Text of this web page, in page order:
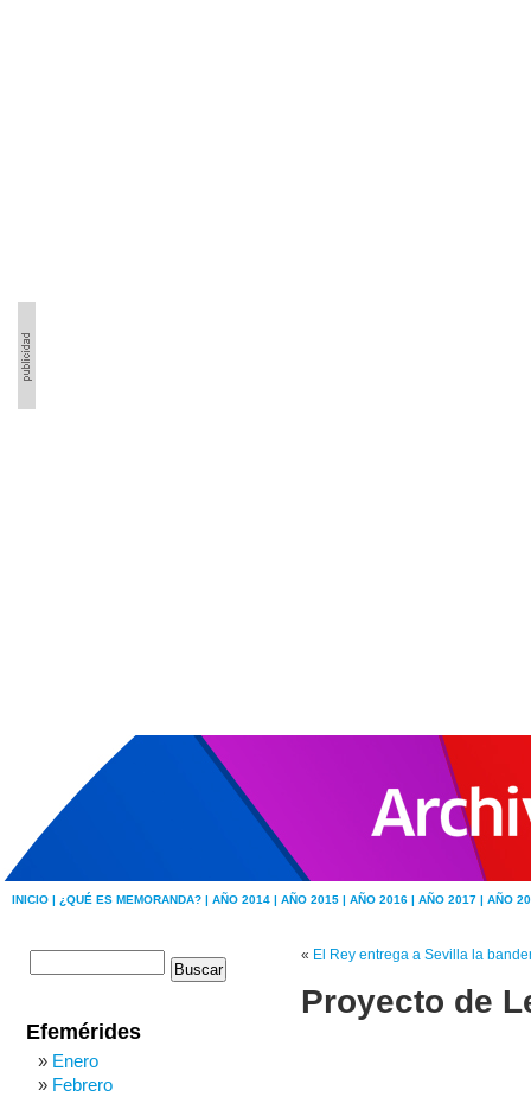
INICIO | ¿QUÉ ES MEMORANDA? | AÑO 2014 | AÑO 2015 | AÑO 2016 | AÑO 2017 | AÑO
« El Rey entrega a Sevilla la
Proyecto de
Efemérides
Enero
Febrero